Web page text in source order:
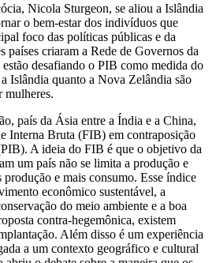
Nicola Sturgeon, se aliou a Islândia
o bem-estar dos indivíduos que
foco das políticas públicas e da
países criaram a Rede de Governos da
desafiando o PIB como medida do
Islândia quanto a Nova Zelândia são
mulheres.
país da Ásia entre a Índia e a China,
Interna Bruta (FIB) em contraposição
A ideia do FIB é que o objetivo da
um país não se limita a produção e
e mais consumo. Esse índice
econômico sustentável, a
do meio ambiente e a boa
contra-hegemônica, existem
Além disso é um experiência
a um contexto geográfico e cultural